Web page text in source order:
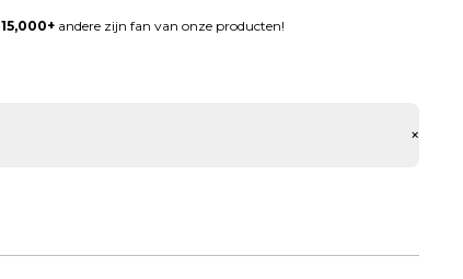
15,000+andere zijn fan van onze producten!
+